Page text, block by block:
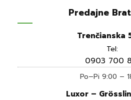
Predajne
Trenčianska
Tel:
0903 700
Po–Pi 9:00 –
Luxor –